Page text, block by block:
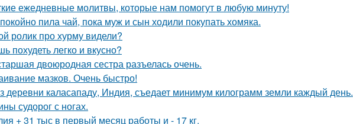
ежедневные молитвы, которые нам помогут в любую минуту!
пила чай, пока муж и сын ходили покупать хомяка.
ролик про хурму видели?
похудеть легко и вкусно?
двоюродная сестра разъелась очень.
мазков. Очень быстро!
деревни каласападу, Индия, съедает минимум килограмм земли каждый день.
судорог с ногах.
+ 31 тыс в первый месяц работы и - 17 кг.